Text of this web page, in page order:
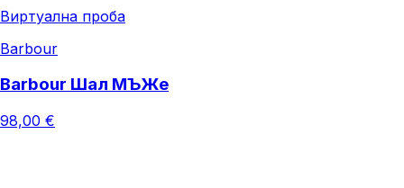
Виртуална проба
Barbour
Barbour Шал МЪЖe
98,00 €